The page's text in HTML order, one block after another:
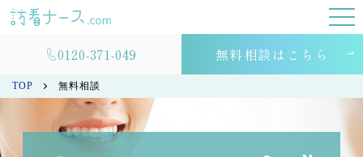
0120-371-049 無料相談はこちら
TOP 無料相談